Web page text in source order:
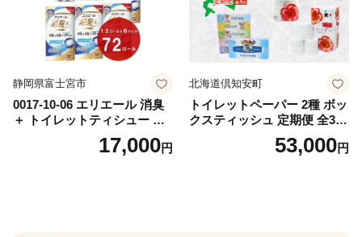
静岡県富士宮市
0017-10-06 エリエール 消臭
＋ トイレットティシュー し
っかり香るフレッシュクリア
の香り ダブル 12ロール×6パ
17,000円
北海道倶知安町
トイレットペーパー 2種 ボッ
クスティッシュ 定期便 全3
回 日本製 まとめ買い 防災
常備品 日用雑貨 消耗品 生活
53,000円